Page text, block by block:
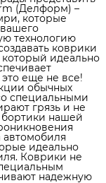
(Делформ) –
которые
технологию
коврики
который идеально
еще не все!
обычных
специальными
грязь и не
бортики нашей
автомобиля
идеально
Коврики не
надежную